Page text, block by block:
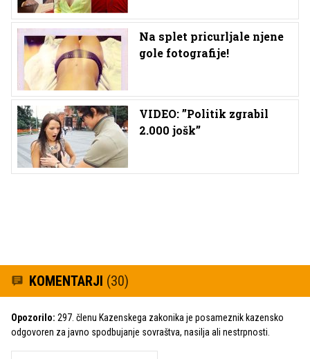
Na splet pricurljale njene
gole fotografije!
VIDEO: ’’Politik zgrabil
2.000 jošk’’
KOMENTARJI (30)
Opozorilo: 297. členu Kazenskega zakonika je posameznik kazensko
odgovoren za javno spodbujanje sovraštva, nasilja ali nestrpnosti.